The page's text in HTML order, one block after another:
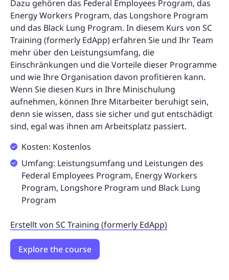
Dazu gehören das Federal Employees Program, das
Energy Workers Program, das Longshore Program
und das Black Lung Program. In diesem Kurs von SC
Training (formerly EdApp) erfahren Sie und Ihr Team
mehr über den Leistungsumfang, die
Einschränkungen und die Vorteile dieser Programme
und wie Ihre Organisation davon profitieren kann.
Wenn Sie diesen Kurs in Ihre Minischulung
aufnehmen, können Ihre Mitarbeiter beruhigt sein,
denn sie wissen, dass sie sicher und gut entschädigt
sind, egal was ihnen am Arbeitsplatz passiert.
Kosten: Kostenlos
Umfang: Leistungsumfang und Leistungen des
Federal Employees Program, Energy Workers
Program, Longshore Program und Black Lung
Program
Erstellt von SC Training (formerly EdApp)
Explore the course